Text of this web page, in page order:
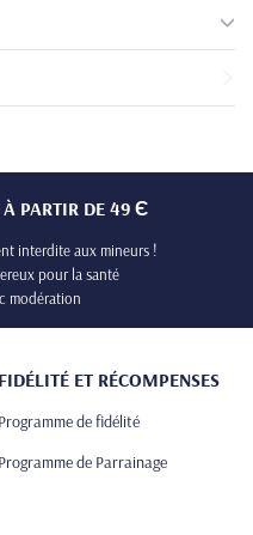
PARTIR DE 49 Є
interdite aux mineurs !
pour la santé
modération
FIDÉLITÉ ET RÉCOMPENSES
Programme de fidélité
Programme de Parrainage